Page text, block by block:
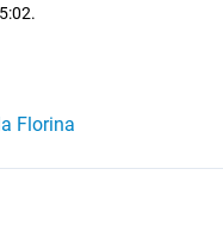
Florina